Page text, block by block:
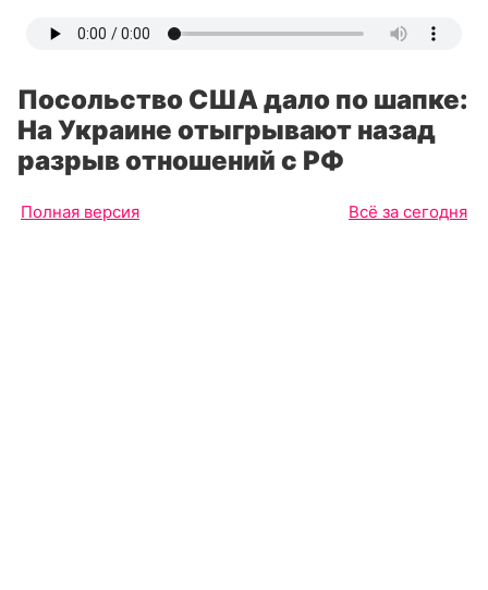
Посольство США дало по шапке:
На Украине отыгрывают назад
разрыв отношений с РФ
Полная версия Всё за сегодня